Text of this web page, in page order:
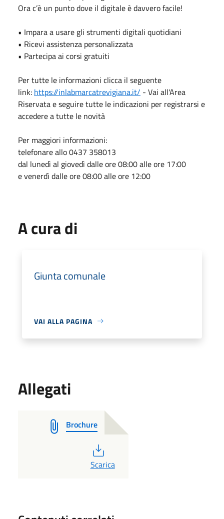
Ora c’è un punto dove il digitale è davvero facile!
• Impara a usare gli strumenti digitali quotidiani
• Ricevi assistenza personalizzata
• Partecipa ai corsi gratuiti
Per tutte le informazioni clicca il seguente
link: https://inlabmarcatrevigiana.it/ - Vai all'Area
Riservata e seguire tutte le indicazioni per registrarsi e
accedere a tutte le novità
Per maggiori informazioni:
telefonare allo 0437 358013
dal lunedì al giovedì dalle ore 08:00 alle ore 17:00
e venerdì dalle ore 08:00 alle ore 12:00
A cura di
Giunta comunale
VAI ALLA PAGINA
Allegati
Brochure
PDF
Scarica